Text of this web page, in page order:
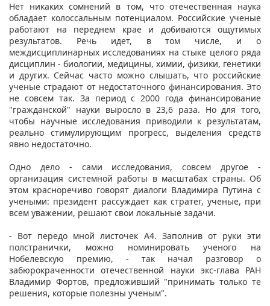
Нет никаких сомнений в том, что отечественная наука
обладает колоссальным потенциалом. Российские ученые
работают на переднем крае и добиваются ощутимых
результатов. Речь идет, в том числе, и о
междисциплинарных исследованиях на стыке целого ряда
дисциплин - биологии, медицины, химии, физики, генетики
и других. Сейчас часто можно слышать, что российские
ученые страдают от недостаточного финансирования. Это
не совсем так. За период с 2000 года финансирование
"гражданской" науки выросло в 23,6 раза. Но для того,
чтобы научные исследования приводили к результатам,
реально стимулирующим прогресс, выделения средств
явно недостаточно.
Одно дело - сами исследования, совсем другое -
организация системной работы в масштабах страны. Об
этом красноречиво говорят диалоги Владимира Путина с
учеными: президент рассуждает как стратег, ученые, при
всем уважении, решают свои локальные задачи.
- Вот передо мной листочек А4. Заполнив от руки эти
полстранички, можно номинировать ученого на
Нобелевскую премию, - так начал разговор о
забюрокраченности отечественной науки экс-глава РАН
Владимир Фортов, предложивший "принимать только те
решения, которые полезны ученым".